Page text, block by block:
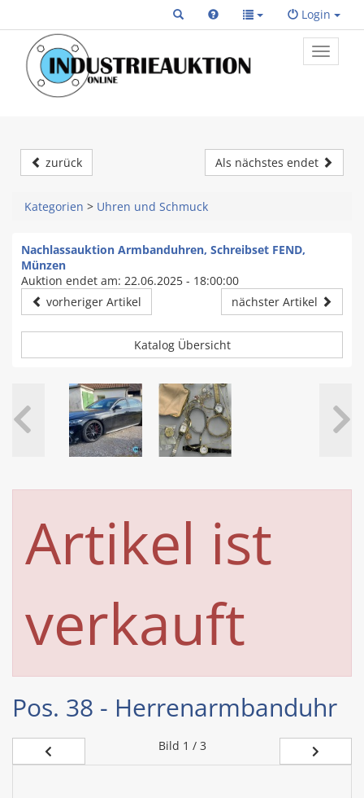
Login
Toggle
primary
zurück Als nächstes endet
Kategorien > Uhren und Schmuck
Nachlassauktion Armbanduhren, Schreibset FEND,
Münzen
Auktion endet am: 22.06.2025 - 18:00:00
vorheriger Artikel
nächster Artikel
Katalog Übersicht
Artikel ist
verkauft
Pos. 38 - Herrenarmbanduhr
Bild 1 / 3